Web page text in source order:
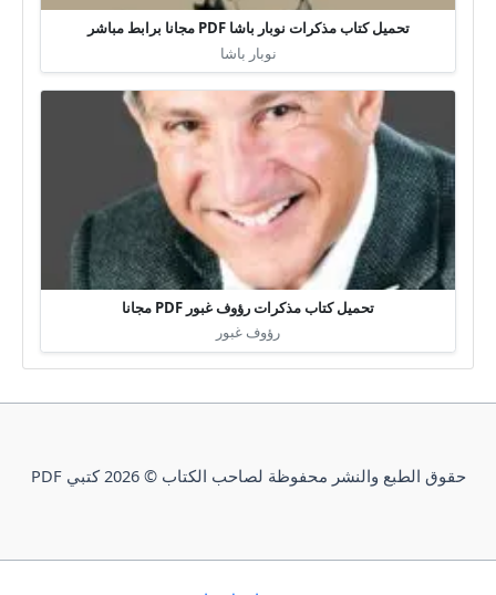
تحميل كتاب مذكرات نوبار باشا PDF مجانا برابط مباشر
نوبار باشا
تحميل كتاب مذكرات رؤوف غبور PDF مجانا
رؤوف غبور
حقوق الطبع والنشر محفوظة لصاحب الكتاب © 2026 كتبي PDF